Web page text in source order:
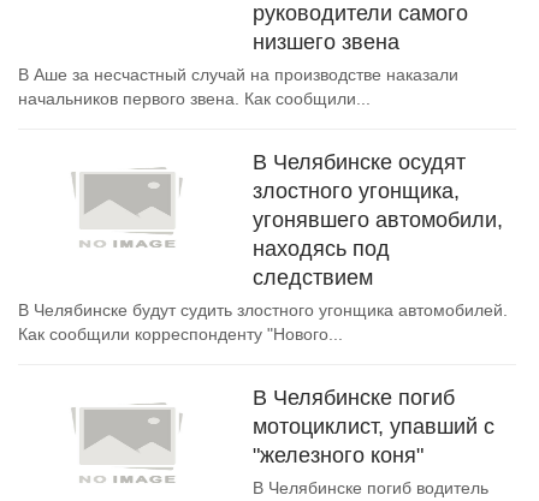
руководители самого
низшего звена
В Аше за несчастный случай на производстве наказали
начальников первого звена. Как сообщили...
В Челябинске осудят
злостного угонщика,
угонявшего автомобили,
находясь под
следствием
В Челябинске будут судить злостного угонщика автомобилей.
Как сообщили корреспонденту "Нового...
В Челябинске погиб
мотоциклист, упавший с
"железного коня"
В Челябинске погиб водитель